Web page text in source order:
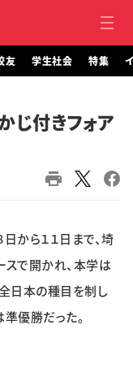
友 学生社会 特集
付きフォア
から１１日まで、埼
で開かれ、本学は
日本の種目を制し
優勝だった。